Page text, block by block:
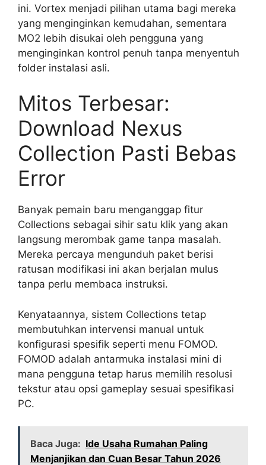
ini. Vortex menjadi pilihan utama bagi mereka
yang menginginkan kemudahan, sementara
MO2 lebih disukai oleh pengguna yang
menginginkan kontrol penuh tanpa menyentuh
folder instalasi asli.
Mitos Terbesar:
Download Nexus
Collection Pasti Bebas
Error
Banyak pemain baru menganggap fitur
Collections sebagai sihir satu klik yang akan
langsung merombak game tanpa masalah.
Mereka percaya mengunduh paket berisi
ratusan modifikasi ini akan berjalan mulus
tanpa perlu membaca instruksi.
Kenyataannya, sistem Collections tetap
membutuhkan intervensi manual untuk
konfigurasi spesifik seperti menu FOMOD.
FOMOD adalah antarmuka instalasi mini di
mana pengguna tetap harus memilih resolusi
tekstur atau opsi gameplay sesuai spesifikasi
PC.
Baca Juga: Ide Usaha Rumahan Paling
Menjanjikan dan Cuan Besar Tahun 2026